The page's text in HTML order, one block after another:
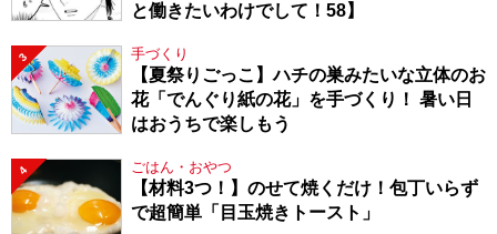
と働きたいわけでして！58】
3 手づくり
【夏祭りごっこ】ハチの巣みたいな立体のお
花「でんぐり紙の花」を手づくり！ 暑い日
はおうちで楽しもう
4 ごはん・おやつ
【材料3つ！】のせて焼くだけ！包丁いらず
で超簡単「目玉焼きトースト」